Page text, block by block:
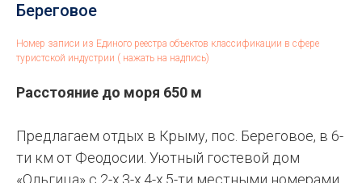
Береговое
Номер записи из Единого реестра объектов классификации в сфере
туристской индустрии ( нажать на надпись)
Расстояние до моря 650 м
Предлагаем отдых в Крыму, пос. Береговое, в 6-
ти км от Феодосии. Уютный гостевой дом
«Ольгица» с 2-х,3-х,4-х,5-ти местными номерами.